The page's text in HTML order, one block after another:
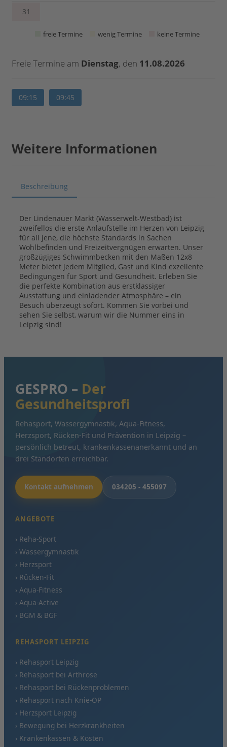
GESPRO – Der
Gesundheitsprofi
Rehasport, Wassergymnastik, Aqua-Fitness,
Herzsport, Rücken-Fit und Prävention in Leipzig –
persönlich betreut, krankenkassenanerkannt und an
drei Standorten erreichbar.
Kontakt aufnehmen 034205 - 455097
ANGEBOTE
› Reha-Sport
› Wassergymnastik
› Herzsport
› Rücken-Fit
› Aqua-Fitness
› Aqua-Active
› BGM & BGF
REHASPORT LEIPZIG
› Rehasport Leipzig
› Rehasport bei Arthrose
› Rehasport bei Rückenproblemen
› Rehasport nach Knie-OP
› Herzsport Leipzig
› Bewegung bei Herzkrankheiten
› Krankenkassen & Kosten